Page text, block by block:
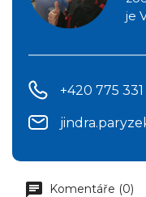
je
+420 775
Komentáře (0)